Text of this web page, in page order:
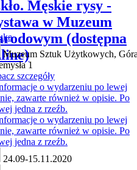
Męskie rysy -
w Muzeum
(dostępna
Muzeum Sztuk Użytkowych,
1
szczegóły
24.09-15.11.2020